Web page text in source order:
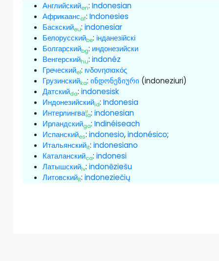
Английскийen:Indonesian
Африкаансaf:Indonesies
Баскскийeu:indonesiar
Белорусскийbe: інданезійскі
Болгарскийbg: индонезийски
Венгерскийhu:indonéz
Греческийel: ινδονησιακός
Грузинскийka:ინდონეზიური (indoneziuri)
Датскийda:indonesisk
Индонезийскийid:Indonesia
Интерлингваи
ia:indonesian
Ирландскийga:Indinéiseach
Испанскийes:indonesio,indonésico;
Итальянскийit:indonesiano
Каталанскийca:indonesi
Латышскийlv:indonēziešu
Литовскийlt:indoneziečių